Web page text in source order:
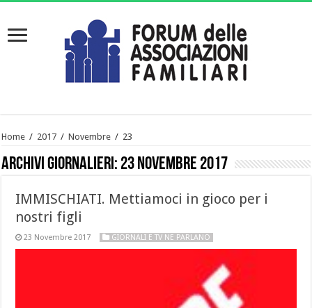
Home / 2017 / Novembre / 23
Archivi giornalieri: 23 Novembre 2017
IMMISCHIATI. Mettiamoci in gioco per i
nostri figli
23 Novembre 2017 GIORNALI E TV NE PARLANO